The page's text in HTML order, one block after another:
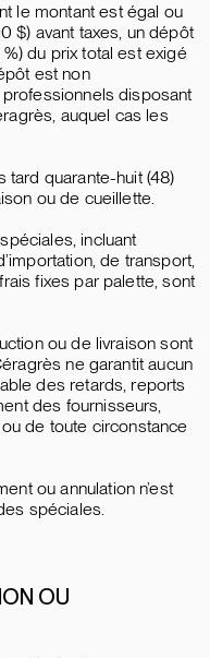
le montant est égal ou
$) avant taxes, un dépôt
du prix total est exigé
est non
disposant
auquel cas les
tard quarante-huit (48)
ou de cueillette.
incluant
de transport,
fixes par palette, sont
ou de livraison sont
ne garantit aucun
des retards, reports
des fournisseurs,
de toute circonstance
ou annulation n’est
spéciales.
OU